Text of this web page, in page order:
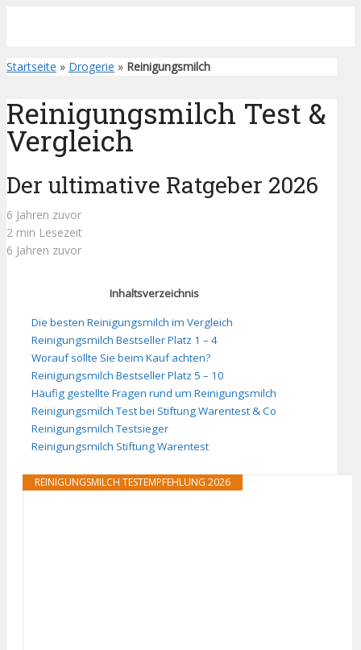
Startseite » Drogerie » Reinigungsmilch
Reinigungsmilch Test &
Vergleich
Der ultimative Ratgeber 2026
6 Jahren zuvor
2 min Lesezeit
6 Jahren zuvor
Inhaltsverzeichnis
Die besten Reinigungsmilch im Vergleich
Reinigungsmilch Bestseller Platz 1 – 4
Worauf sollte Sie beim Kauf achten?
Reinigungsmilch Bestseller Platz 5 – 10
Häufig gestellte Fragen rund um Reinigungsmilch
Reinigungsmilch Test bei Stiftung Warentest & Co
Reinigungsmilch Testsieger
Reinigungsmilch Stiftung Warentest
REINIGUNGSMILCH TESTEMPFEHLUNG 2026